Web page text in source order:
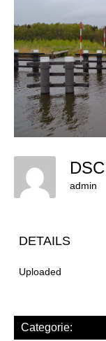
admin
DETAILS
Uploaded
Categorie: